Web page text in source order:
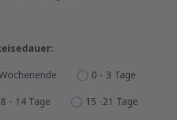
0 - 3 Tage
8 - 14 Tage 15 -21 Tage